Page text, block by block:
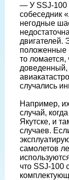
— У SSJ-100
собеседник
негодные
двигателей.
положенные
то
случались
Например,
случай,
Якутске, и
случаев.
самолетов
что SSJ-100